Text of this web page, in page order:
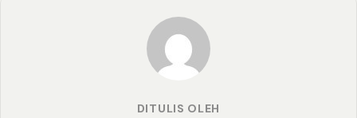
DITULIS OLEH